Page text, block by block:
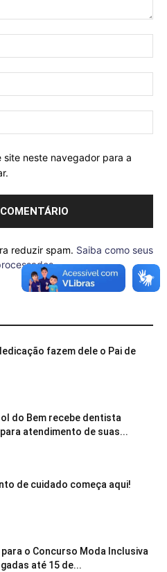
site neste navegador para a
reduzir spam. Saiba como seus
.
fazem dele o Pai de
do Bem recebe dentista
atendimento de suas...
de cuidado começa aqui!
para o Concurso Moda Inclusiva
até 15 de...